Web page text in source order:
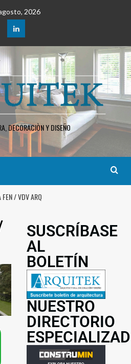
2026
DECORACIÒN Y DISEÑO
FEN / VDV ARQ
SUSCRÍBASE
AL
BOLETÍN
NUESTRO
DIRECTORIO